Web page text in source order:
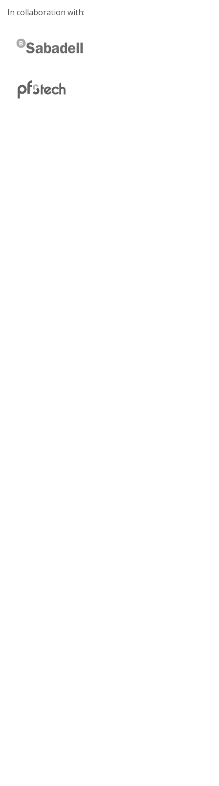
In collaboration with: